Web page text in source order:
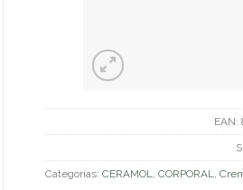
EAN:
Categorías:CERAMOL,CORPORAL,